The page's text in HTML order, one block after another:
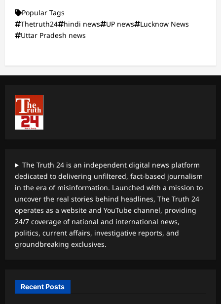
Popular Tags
Thetruth24
hindi news UP news
Lucknow News
Uttar Pradesh news
The Truth 24 is an independent digital news platform
dedicated to delivering unfiltered, fact-based journalism
in the era of misinformation. Launched with a mission to
uncover the real stories behind headlines, The Truth 24
operates as a website and YouTube channel, providing
24/7 coverage of national and international news,
politics, current affairs, investigative reports, and
groundbreaking exclusives.
Recent Posts